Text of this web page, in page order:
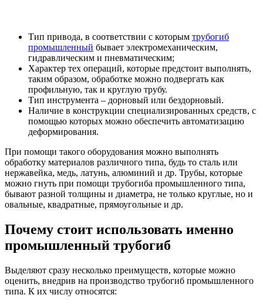
Тип привода, в соответствии с которым трубогиб
промышленный бывает электромеханическим,
гидравлическим и пневматическим;
Характер тех операций, которые предстоит выполнять,
таким образом, обработке можно подвергать как
профильную, так и круглую трубу.
Тип инструмента – дорновый или бездорновый.
Наличие в конструкции специализированных средств, с
помощью которых можно обеспечить автоматизацию
деформирования.
При помощи такого оборудования можно выполнять
обработку материалов различного типа, будь то сталь или
нержавейка, медь, латунь, алюминий и др. Трубы, которые
можно гнуть при помощи трубогиба промышленного типа,
бывают разной толщины и диаметра, не только круглые, но и
овальные, квадратные, прямоугольные и др.
Почему стоит использовать именно
промышленный трубогиб
Выделяют сразу несколько преимуществ, которые можно
оценить, внедрив на производство трубогиб промышленного
типа. К их числу относятся: